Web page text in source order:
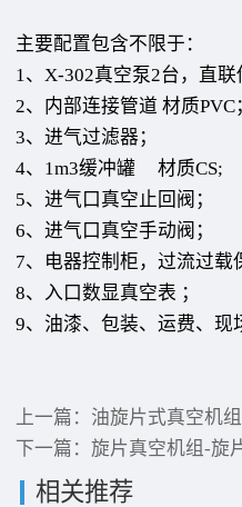
主要配置包含不限于：
1、X-302真空泵2台，直联
2、内部连接管道 材质PVC
3、进气过滤器；
4、1m3缓冲罐 材质CS;
5、进气口真空止回阀；
6、进气口真空手动阀；
7、电器控制柜，过流过载
8、入口数显真空表 ；
9、油漆、包装、运费、现
上一篇： 油旋片式真空机
下一篇： 旋片真空机组-旋
相关推荐